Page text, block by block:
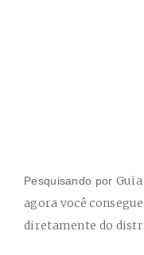
Pesquisando por
agora você
diretamente do